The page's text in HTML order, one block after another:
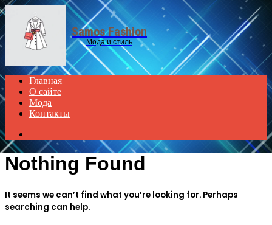
Menu
Samos Fashion
Мода и стиль
Главная
О сайте
Мода
Контакты
Nothing Found
It seems we can’t find what you’re looking for. Perhaps
searching can help.